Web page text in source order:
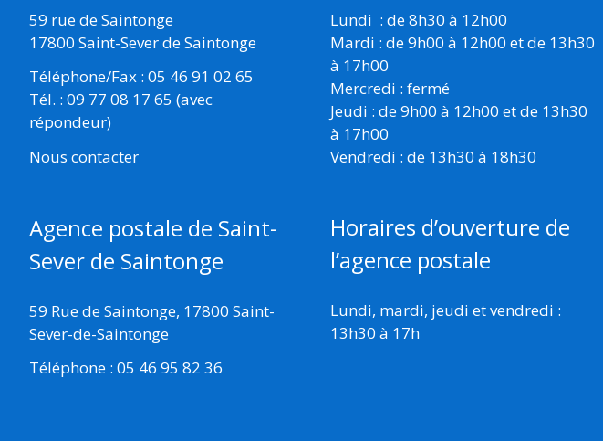
59 rue de Saintonge
17800 Saint-Sever de Saintonge
Téléphone/Fax : 05 46 91 02 65
Tél. : 09 77 08 17 65 (avec
répondeur)
Nous contacter
Agence postale de Saint-
Sever de Saintonge
59 Rue de Saintonge, 17800 Saint-
Sever-de-Saintonge
Téléphone : 05 46 95 82 36
Lundi : de 8h30 à 12h00
Mardi : de 9h00 à 12h00 et de 13h30
à 17h00
Mercredi : fermé
Jeudi : de 9h00 à 12h00 et de 13h30
à 17h00
Vendredi : de 13h30 à 18h30
Horaires d’ouverture de
l’agence postale
Lundi, mardi, jeudi et vendredi :
13h30 à 17h